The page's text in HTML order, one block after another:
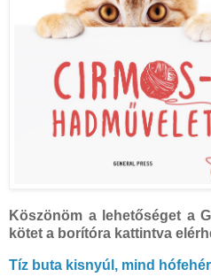
Köszönöm a lehetőséget a
kötet a borítóra kattintva
Tíz buta kisnyúl, mind